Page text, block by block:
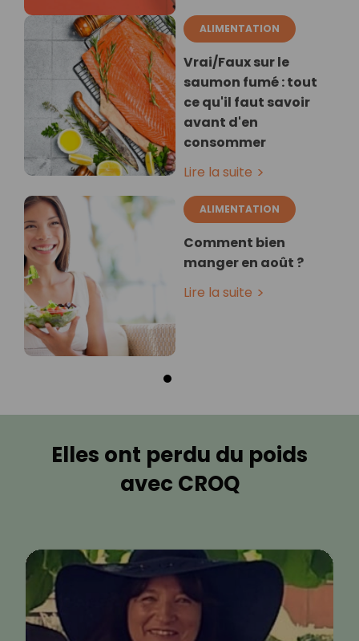
ALIMENTATION
Vrai/Faux sur le
saumon fumé : tout
ce qu'il faut savoir
avant d'en
consommer
Lire la suite
ALIMENTATION
Comment bien
manger en août ?
Lire la suite
Elles ont perdu du poids
avec CROQ